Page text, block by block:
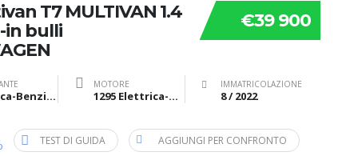
€39 900
T7 MULTIVAN 1.4
in bulli
Elettrica-Benzina
MOTORE
1295 Elettrica-Benzina cv 150 kW 110
IMMATRICOLAZIONE
8 / 2022
TEST DI GUIDA AGGIUNGI PER CONFRONTO